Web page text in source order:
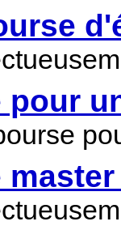
pour